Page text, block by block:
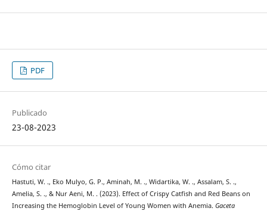
PDF
Publicado
23-08-2023
Cómo citar
Hastuti, W. ., Eko Mulyo, G. P., Aminah, M. ., Widartika, W. ., Assalam, S. .,
Amelia, S. ., & Nur Aeni, M. . (2023). Effect of Crispy Catfish and Red Beans on
Increasing the Hemoglobin Level of Young Women with Anemia. Gaceta